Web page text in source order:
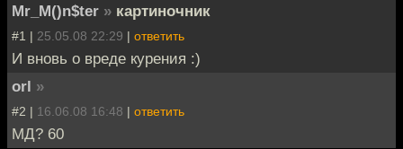
Mr_M()n$ter » картиночник
#1 | 25.05.08 22:29 | ответить
И вновь о вреде курения :)
orl »
#2 | 16.06.08 16:48 | ответить
МД? 60